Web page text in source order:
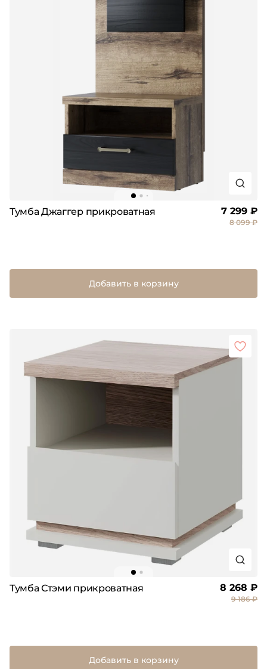
Тумба Джаггер прикроватная 7 299 ₽
8 099 ₽
Добавить в корзину
Тумба Стэми прикроватная 8 268 ₽
9 186 ₽
Добавить в корзину